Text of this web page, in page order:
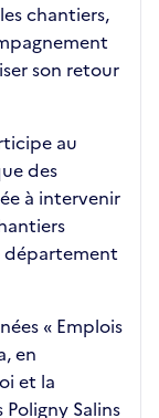
chantiers,
son retour
au
des
à intervenir
département
« Emplois
en
et la
Salins